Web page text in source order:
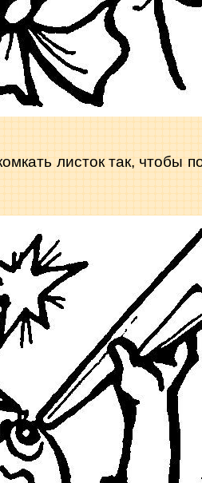
листок так, чтобы